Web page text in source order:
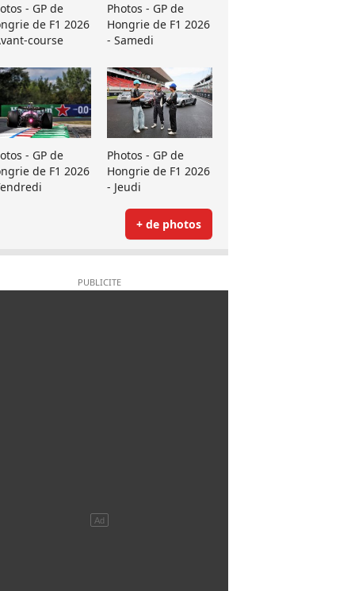
- GP de
de F1 2026
course
Photos - GP de
Hongrie de F1 2026
- Samedi
- GP de
de F1 2026
Photos - GP de
Hongrie de F1 2026
- Jeudi
+ de photos